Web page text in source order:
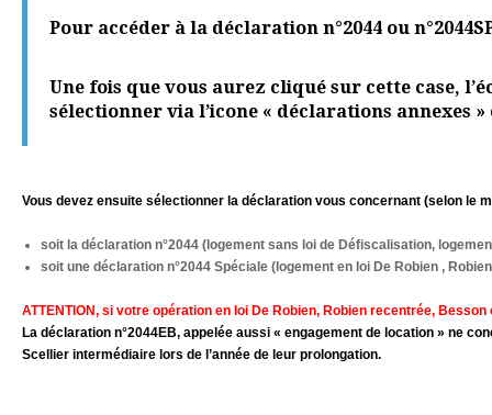
Pour accéder à la déclaration n°2044 ou
Une fois que vous aurez cliqué sur cette case,
sélectionner via l’icone « déclarations annexes
Vous devez ensuite sélectionner la déclaration vous concernant (selon le
soit la déclaration n°2044 (logement sans loi de Défiscalisation,
soit une déclaration n°2044 Spéciale (logement en loi De Robien ,
ATTENTION, si votre opération en loi De Robien, Robien recentrée,
La déclaration n°2044EB, appelée aussi « engagement de location » ne
Scellier intermédiaire lors de l’année de leur prolongation.